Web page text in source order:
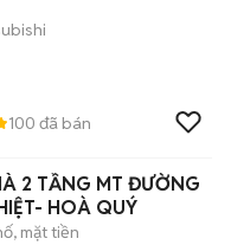
100 đã bán
2 TẦNG MT ĐƯỜNG
HOÀ QUÝ
mặt tiền